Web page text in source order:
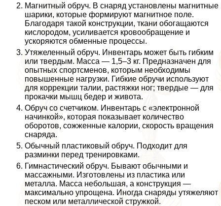
Магнитный обруч. В снаряд установлены магнитные
шарики, которые формируют магнитное поле.
Благодаря такой конструкции, ткани обогащаются
кислородом, усиливается кровообращение и
ускоряются обменные процессы.
Утяжеленный обруч. Инвентарь может быть гибким
или твердым. Масса — 1,5–3 кг. Предназначен для
опытных спортсменов, которым необходимы
повышенные нагрузки. Гибкие обручи используют
для коррекции талии, растяжки ног; твердые — для
прокачки мышц бедер и живота.
Обруч со счетчиком. Инвентарь с «электронной
начинкой», которая показывает количество
оборотов, сожженные калории, скорость вращения
снаряда.
Обычный пластиковый обруч. Подходит для
разминки перед тренировками.
Гимнастический обруч. Бывают обычными и
массажными. Изготовлены из пластика или
металла. Масса небольшая, а конструкция —
максимально упрощена. Иногда снаряды утяжеляют
песком или металлической стружкой.